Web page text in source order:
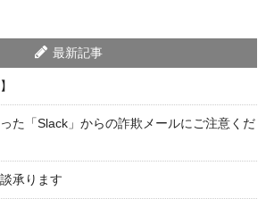
最新記事
た「Slack」からの詐欺メールにご注意くだ
承ります